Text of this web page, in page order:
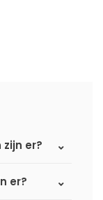
er?
er?